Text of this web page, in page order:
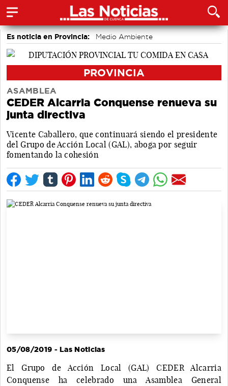
Es noticia en Provincia:
Medio Ambiente
accidentes laborales
PROVINCIA
ASAMBLEA
CEDER Alcarria Conquense renueva su
junta directiva
Vicente Caballero, que continuará siendo el presidente
del Grupo de Acción Local (GAL), aboga por seguir
fomentando la cohesión
05/08/2019 - Las Noticias
El Grupo de Acción Local (GAL) CEDER Alcarria
Conquense ha celebrado una Asamblea General